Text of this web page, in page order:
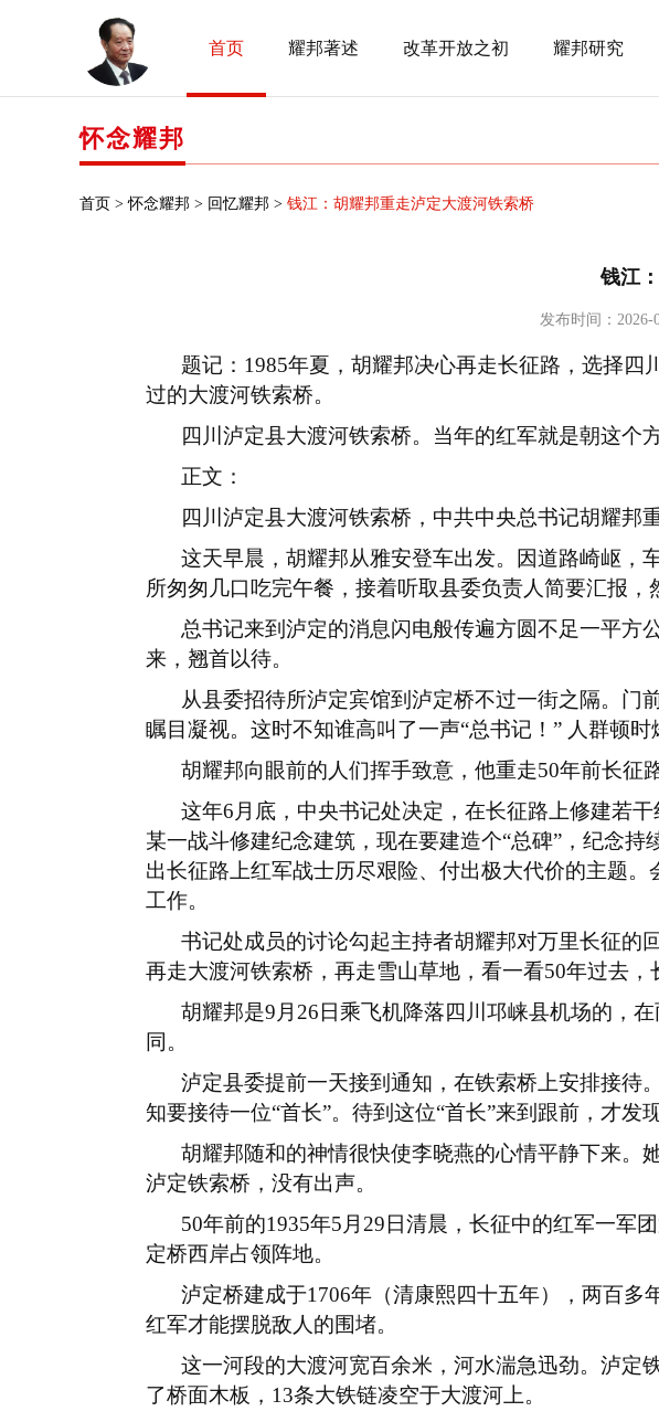
首页 耀邦著述 改革开放之初 耀邦研究
怀念耀邦
首页 >怀念耀邦 > 回忆耀邦 > 钱江：胡耀邦重走泸定大渡河铁索桥
钱江
发布时间：2026-
题记： 1985年夏，胡耀邦决心再走长征路，选择四
过的大渡河铁索桥。
四川泸定县大渡河铁索桥。当年的红军就是朝这个
正文：
四川泸定县大渡河铁索桥，中共中央总书记胡耀邦
这天早晨，胡耀邦从雅安登车出发。因道路崎岖，
所匆匆几口吃完午餐，接着听取县委负责人简要汇报，
总书记来到泸定的消息闪电般传遍方圆不足一平方
来，翘首以待。
从县委招待所泸定宾馆到泸定桥不过一街之隔。门
瞩目凝视。这时不知谁高叫了一声“总书记！” 人群顿时
胡耀邦向眼前的人们挥手致意，他重走50年前长征
这年6 月底，中央书记处决定，在长征路上修建若
某一战斗修建纪念建筑，现在要建造个“总碑”，纪念
出长征路上红军战士历尽艰险、付出极大代价的主题
工作。
书记处成员的讨论勾起主持者胡耀邦对万里长征的
再走大渡河铁索桥，再走雪山草地，看一看50年过去，
胡耀邦是9 月 26 日乘飞机降落四川邛崃县机场的，
同。
泸定县委提前一天接到通知，在铁索桥上安排接待
知要接待一位“首长”。待到这位“首长”来到跟前，才发
胡耀邦随和的神情很快使李晓燕的心情平静下来。
泸定铁索桥，没有出声。
50年前的1935年5 月 29 日清晨，长征中的红军一军
定桥西岸占领阵地。
泸定桥建成于1706年（清康熙四十五年），两百多
红军才能摆脱敌人的围堵。
这一河段的大渡河宽百余米，河水湍急迅劲。泸定
了桥面木板， 13条大铁链凌空于大渡河上。